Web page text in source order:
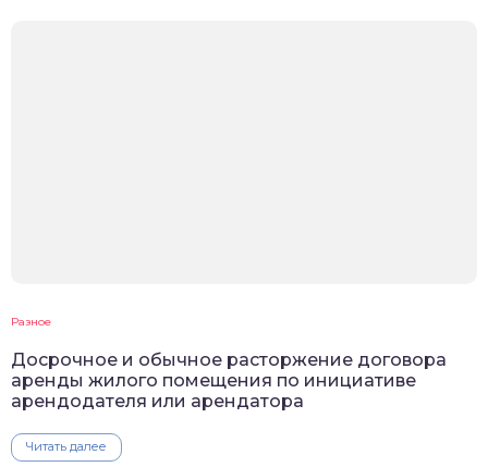
Разное
Досрочное и обычное расторжение договора
аренды жилого помещения по инициативе
арендодателя или арендатора
Читать далее